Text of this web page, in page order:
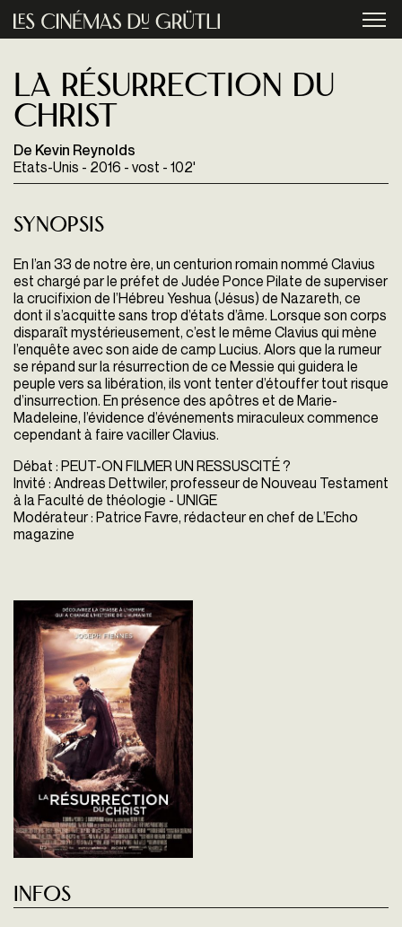
Aller au contenu principal
La Résurrection du
Christ
De Kevin Reynolds
Etats-Unis - 2016 - vost - 102'
Synopsis
En l’an 33 de notre ère, un centurion romain nommé Clavius
est chargé par le préfet de Judée Ponce Pilate de superviser
la crucifixion de l’Hébreu Yeshua (Jésus) de Nazareth, ce
dont il s’acquitte sans trop d’états d’âme. Lorsque son corps
disparaît mystérieusement, c’est le même Clavius qui mène
l’enquête avec son aide de camp Lucius. Alors que la rumeur
se répand sur la résurrection de ce Messie qui guidera le
peuple vers sa libération, ils vont tenter d’étouffer tout risque
d’insurrection. En présence des apôtres et de Marie-
Madeleine, l’évidence d’événements miraculeux commence
cependant à faire vaciller Clavius.
Débat : PEUT-ON FILMER UN RESSUSCITÉ ?
Invité : Andreas Dettwiler, professeur de Nouveau Testament
à la Faculté de théologie - UNIGE
Modérateur : Patrice Favre, rédacteur en chef de L’Echo
magazine
Infos